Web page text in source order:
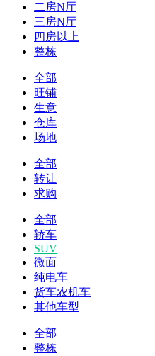
二房N厅
三房N厅
四房以上
整栋
全部
旺铺
生意
仓库
场地
全部
转让
求购
全部
轿车
SUV
微面
纯电车
货车农机车
其他车型
全部
整栋